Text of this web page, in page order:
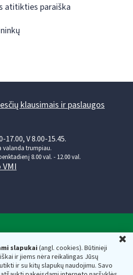
slapukai(angl. cookies). Būtinieji
ir jiems nėra reikalingas Jūsų
ir su kitų slapukų naudojimu. Savo
atitikties paraiška
klausimais ir paslaugos
17.00, V 8.00-15.45.
valanda trumpiau.
8.00 val. - 12.00 val.
VMI
ministerijos
asmens kodas — 188659752,
14, 01107 Vilnius, Lietuva, el.paštas: